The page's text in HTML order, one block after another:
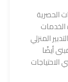
الحصرية
المنزلي
أيضًا